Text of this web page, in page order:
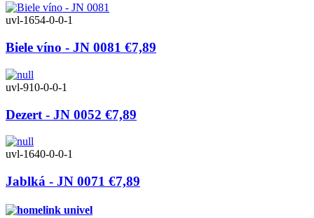
uvl-1654-0-0-1
Biele víno - JN 0081 €7,89
uvl-910-0-0-1
Dezert - JN 0052 €7,89
uvl-1640-0-0-1
Jablká - JN 0071 €7,89